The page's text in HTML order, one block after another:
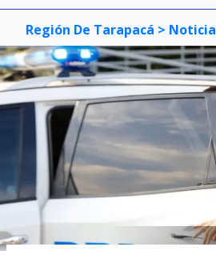
Región De Tarapacá > Noticia